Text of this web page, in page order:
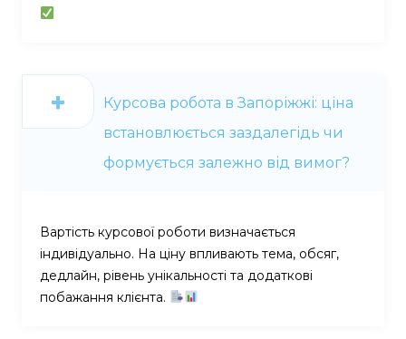
Курсова робота в Запоріжжі: ціна
встановлюється заздалегідь чи
формується залежно від вимог?
Вартість курсової роботи визначається
індивідуально. На ціну впливають тема, обсяг,
дедлайн, рівень унікальності та додаткові
побажання клієнта.